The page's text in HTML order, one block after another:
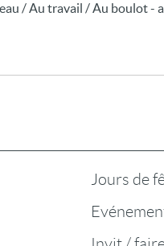
/ Au travail / Au boulot -
Jours de